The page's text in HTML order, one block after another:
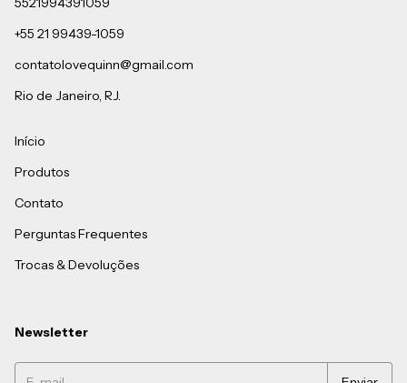
+55 21 99439-1059
contatolovequinn@gmail.com
Rio de Janeiro, RJ.
Início
Produtos
Contato
Perguntas Frequentes
Trocas & Devoluções
Newsletter